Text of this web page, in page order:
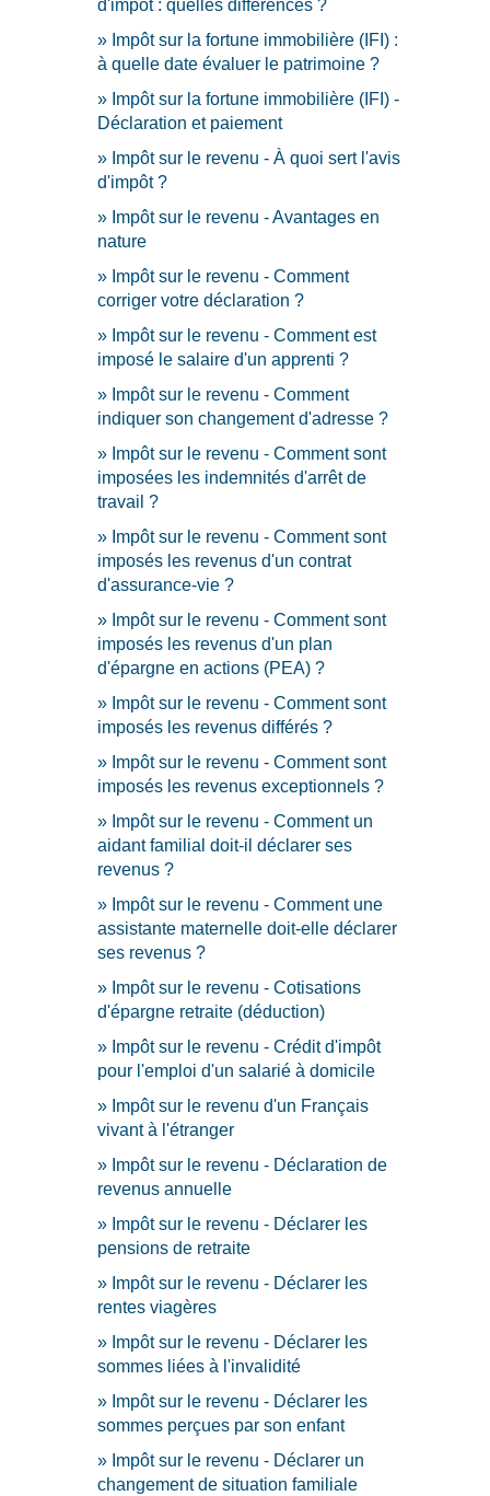
d'impôt : quelles différences ?
Impôt sur la fortune immobilière (IFI) :
à quelle date évaluer le patrimoine ?
Impôt sur la fortune immobilière (IFI) -
Déclaration et paiement
Impôt sur le revenu - À quoi sert l'avis
d'impôt ?
Impôt sur le revenu - Avantages en
nature
Impôt sur le revenu - Comment
corriger votre déclaration ?
Impôt sur le revenu - Comment est
imposé le salaire d'un apprenti ?
Impôt sur le revenu - Comment
indiquer son changement d'adresse ?
Impôt sur le revenu - Comment sont
imposées les indemnités d'arrêt de
travail ?
Impôt sur le revenu - Comment sont
imposés les revenus d'un contrat
d'assurance-vie ?
Impôt sur le revenu - Comment sont
imposés les revenus d'un plan
d'épargne en actions (PEA) ?
Impôt sur le revenu - Comment sont
imposés les revenus différés ?
Impôt sur le revenu - Comment sont
imposés les revenus exceptionnels ?
Impôt sur le revenu - Comment un
aidant familial doit-il déclarer ses
revenus ?
Impôt sur le revenu - Comment une
assistante maternelle doit-elle déclarer
ses revenus ?
Impôt sur le revenu - Cotisations
d'épargne retraite (déduction)
Impôt sur le revenu - Crédit d'impôt
pour l'emploi d'un salarié à domicile
Impôt sur le revenu d'un Français
vivant à l'étranger
Impôt sur le revenu - Déclaration de
revenus annuelle
Impôt sur le revenu - Déclarer les
pensions de retraite
Impôt sur le revenu - Déclarer les
rentes viagères
Impôt sur le revenu - Déclarer les
sommes liées à l'invalidité
Impôt sur le revenu - Déclarer les
sommes perçues par son enfant
Impôt sur le revenu - Déclarer un
changement de situation familiale